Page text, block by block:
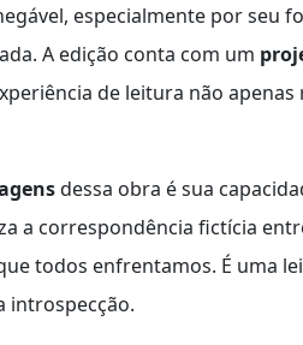
especialmente por seu
A edição conta com um
de leitura não apenas
dessa obra é sua
a correspondência fictícia
todos enfrentamos. É uma
introspecção.